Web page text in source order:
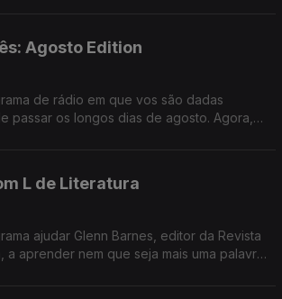
Agosto Edition
de rádio em que vos são dadas
passar os longos dias de agosto. Agora,
exposição de LEGO na Cordoaria
praias da Costa Vicentina, e bilhetes
Fest e para o Bons Sons.
L de Literatura
ajudar Glenn Barnes, editor da Revista
a aprender nem que seja mais uma palavra